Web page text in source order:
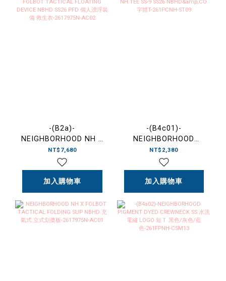
-(B2a)-
NEIGHBORHOOD NH X
FOLBOT TACTICAL
FLOATING DEVICE
NBHD SS26 PFD 個人漂
浮裝備 救生
衣-2617975N-AC02
NT$7,680
加入購物車
-(B4c01)-
NEIGHBORHOOD
NH.TEE SS-9 SS26
NBHD&CO. 字體T-
261PCNH-ST09
NT$2,380
加入購物車